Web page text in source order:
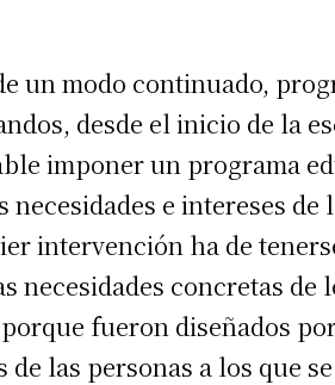
un modo continuado,
desde el inicio de la
imponer un programa
e intereses de
intervención ha de
necesidades concretas de
fueron diseñados
las personas a los que